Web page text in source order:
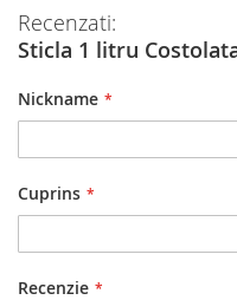
Recenzati:
Sticla 1 litru
Nickname
Cuprins
Recenzie